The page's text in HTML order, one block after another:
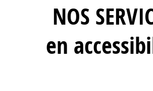
NOS
en